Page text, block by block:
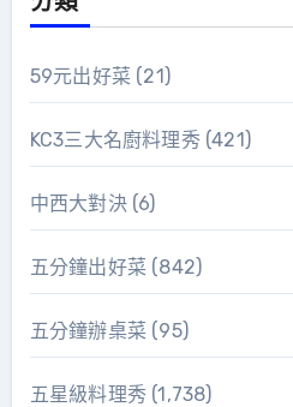
59元出好菜 (21)
KC3三大名廚料理秀(421)
中西大對決(6)
五分鐘出好菜 (842)
五分鐘辦桌菜 (95)
五星級料理秀(1,738)